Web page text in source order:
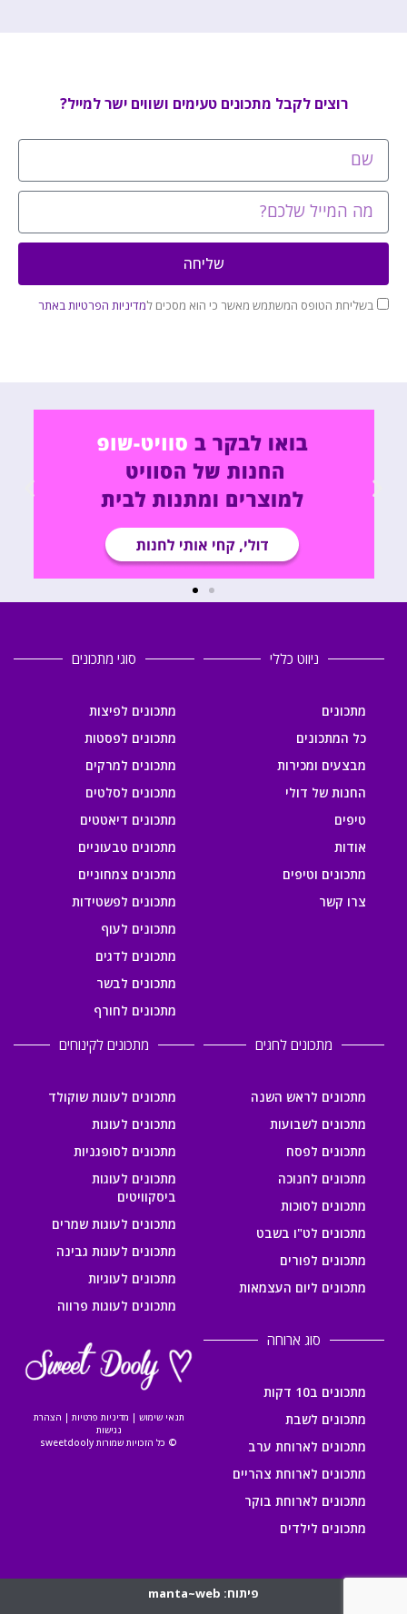
רוצים לקבל מתכונים טעימים ושווים ישר למייל?
בשליחת הטופס המשתמש מאשר כי הוא מסכים למדיניות הפרטיות באתר
שליחה
ניווט כללי
מתכונים
כל המתכונים
מבצעים ומכירות
החנות של דולי
טיפים
אודות
מתכונים וטיפים
צרו קשר
סוגי מתכונים
מתכונים לפיצות
מתכונים לפסטות
מתכונים למרקים
מתכונים לסלטים
מתכונים דיאטטים
מתכונים טבעוניים
מתכונים צמחוניים
מתכונים לפשטידות
מתכונים לעוף
מתכונים לדגים
מתכונים לבשר
מתכונים לחורף
מתכונים לחגים
מתכונים לראש השנה
מתכונים לשבועות
מתכונים לפסח
מתכונים לחנוכה
מתכונים לסוכות
מתכונים לט"ו בשבט
מתכונים לפורים
מתכונים ליום העצמאות
מתכונים לקינוחים
מתכונים לעוגות שוקולד
מתכונים לעוגות
מתכונים לסופגניות
מתכונים לעוגות
ביסקוויטים
מתכונים לעוגות שמרים
מתכונים לעוגות גבינה
מתכונים לעוגיות
מתכונים לעוגות פרווה
סוג ארוחה
מתכונים ב10 דקות
מתכונים לשבת
מתכונים לארוחת ערב
מתכונים לארוחת צהריים
מתכונים לארוחת בוקר
מתכונים לילדים
תנאי שימוש | מדיניות פרטיות | הצהרת
נגישות
© כל הזכויות שמורות sweetdooly
פיתוח: manta~web